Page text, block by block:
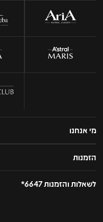
מי אנחנו
הזמנות
לשאלות והזמנות 6647*